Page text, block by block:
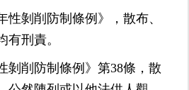
性剝削防制條例》，散布、
有刑責。
剝削防制條例》第38條，散